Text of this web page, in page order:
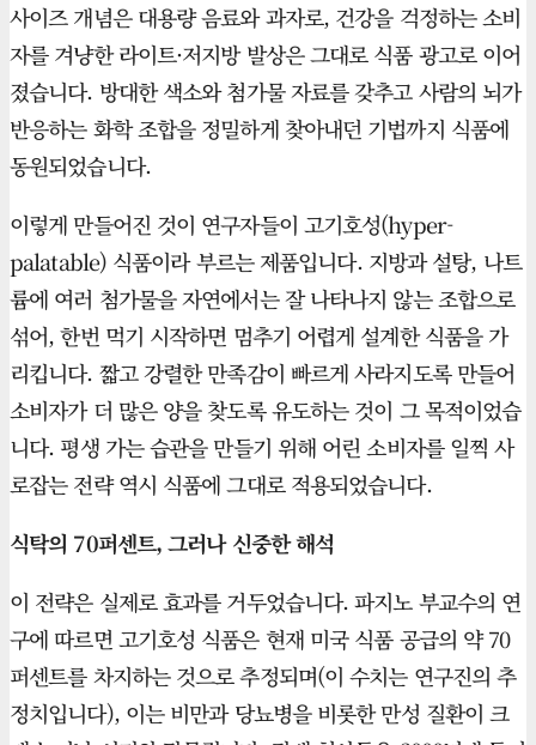
사이즈 개념은 대용량 음료와 과자로, 건강을 걱정하는 소비
자를 겨냥한 라이트·저지방 발상은 그대로 식품 광고로 이어
졌습니다. 방대한 색소와 첨가물 자료를 갖추고 사람의 뇌가
반응하는 화학 조합을 정밀하게 찾아내던 기법까지 식품에
동원되었습니다.
이렇게 만들어진 것이 연구자들이 고기호성(hyper-
palatable) 식품이라 부르는 제품입니다. 지방과 설탕, 나트
륨에 여러 첨가물을 자연에서는 잘 나타나지 않는 조합으로
섞어, 한번 먹기 시작하면 멈추기 어렵게 설계한 식품을 가
리킵니다. 짧고 강렬한 만족감이 빠르게 사라지도록 만들어
소비자가 더 많은 양을 찾도록 유도하는 것이 그 목적이었습
니다. 평생 가는 습관을 만들기 위해 어린 소비자를 일찍 사
로잡는 전략 역시 식품에 그대로 적용되었습니다.
식탁의 70퍼센트, 그러나 신중한 해석
이 전략은 실제로 효과를 거두었습니다. 파지노 부교수의 연
구에 따르면 고기호성 식품은 현재 미국 식품 공급의 약 70
퍼센트를 차지하는 것으로 추정되며(이 수치는 연구진의 추
정치입니다), 이는 비만과 당뇨병을 비롯한 만성 질환이 크